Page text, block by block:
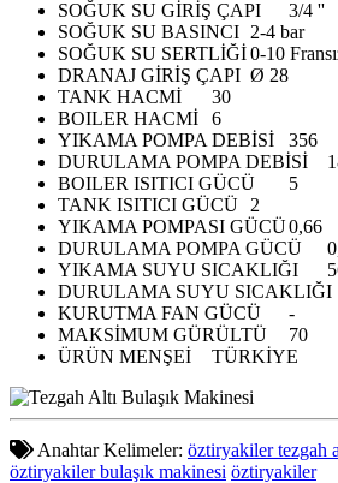
SOĞUK SU GİRİŞ ÇAPI
3/4 ''
SOĞUK SU BASINCI 2-4 bar
SOĞUK SU SERTLİĞİ0-10
DRANAJ GİRİŞ ÇAPI Ø 28
TANK HACMİ
30
BOILER HACMİ
6
YIKAMA POMPA DEBİSİ
356
DURULAMA POMPA DEBİSİ
BOILER ISITICI GÜCÜ
5
TANK ISITICI GÜCÜ
2
YIKAMA POMPASI GÜCÜ0,66
DURULAMA POMPA GÜCÜ
YIKAMA SUYU SICAKLIĞI
DURULAMA SUYU SICAKLIĞI
KURUTMA FAN GÜCÜ
-
MAKSİMUM GÜRÜLTÜ
70
ÜRÜN MENŞEİ
TÜRKİYE
Anahtar Kelimeler: öztiryakiler tezgah
öztiryakiler bulaşık makinesi öztiryakiler